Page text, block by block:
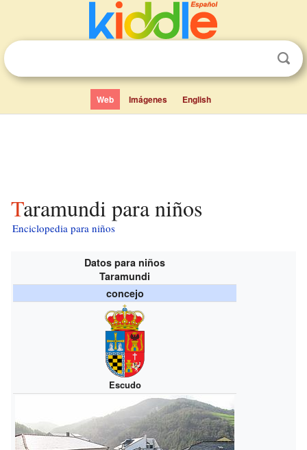
Web Imágenes English
Taramundi para niños
Enciclopedia para niños
Datos para niños
Taramundi
concejo
Escudo